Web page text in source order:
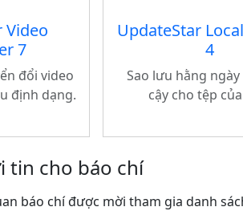
Video
7
đổi video
định dạng.
UpdateStar
4
Sao lưu hằng
cậy cho tệp
tin cho báo chí
báo chí được mời tham gia danh